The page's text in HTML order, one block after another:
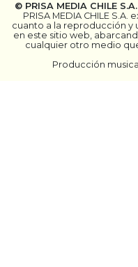
© PRISA MEDIA CHILE S.A.
PRISA MEDIA CHILE
cuanto a la reproducción y
en este sitio web,
cualquier otro medio
Producción